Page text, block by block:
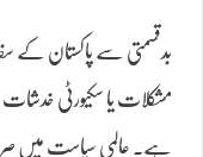
بدقسمتی سے پاکستان کے
مشکلات یا سکیورٹی
ہے۔ عالمی سیاست میں